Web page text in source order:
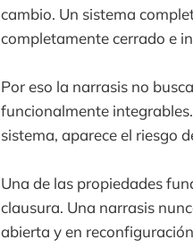
cambio. Un sistema
completamente cerrado e
Por eso la narrasis no
funcionalmente
sistema, aparece el riesgo
Una de las propiedades
clausura. Una narrasis
abierta y en